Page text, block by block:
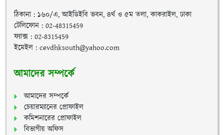
ঠিকানা : ১৬০/এ, আইডিইবি ভবন, ৪র্থ ও ৫ম তলা, কাকরাইল, ঢাকা
টেলিফোন : 02-48315459
ফ্যাক্স : 02-8315459
ইমেইল : cevdhksouth@yahoo.com
আমাদের সম্পর্কে
আমাদের সম্পর্কে
চেয়ারম্যানের প্রোফাইল
কমিশনারের প্রোফাইল
বিভাগীয় অফিস